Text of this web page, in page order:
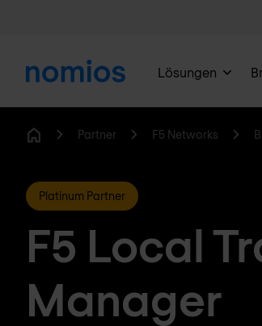
Lösungen
Partner F5 Networks
Platinum Partner
F5 Local
Manager